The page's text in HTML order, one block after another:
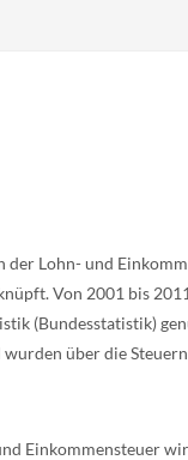
Lohn- und
Von 2001 bis
(Bundesstatistik)
über die
Einkommensteuer